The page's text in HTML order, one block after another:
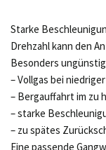
Starke
Drehzahl kann den
Besonders
– Vollgas bei
– Bergauffahrt im zu
– starke
– zu spätes
Eine passende